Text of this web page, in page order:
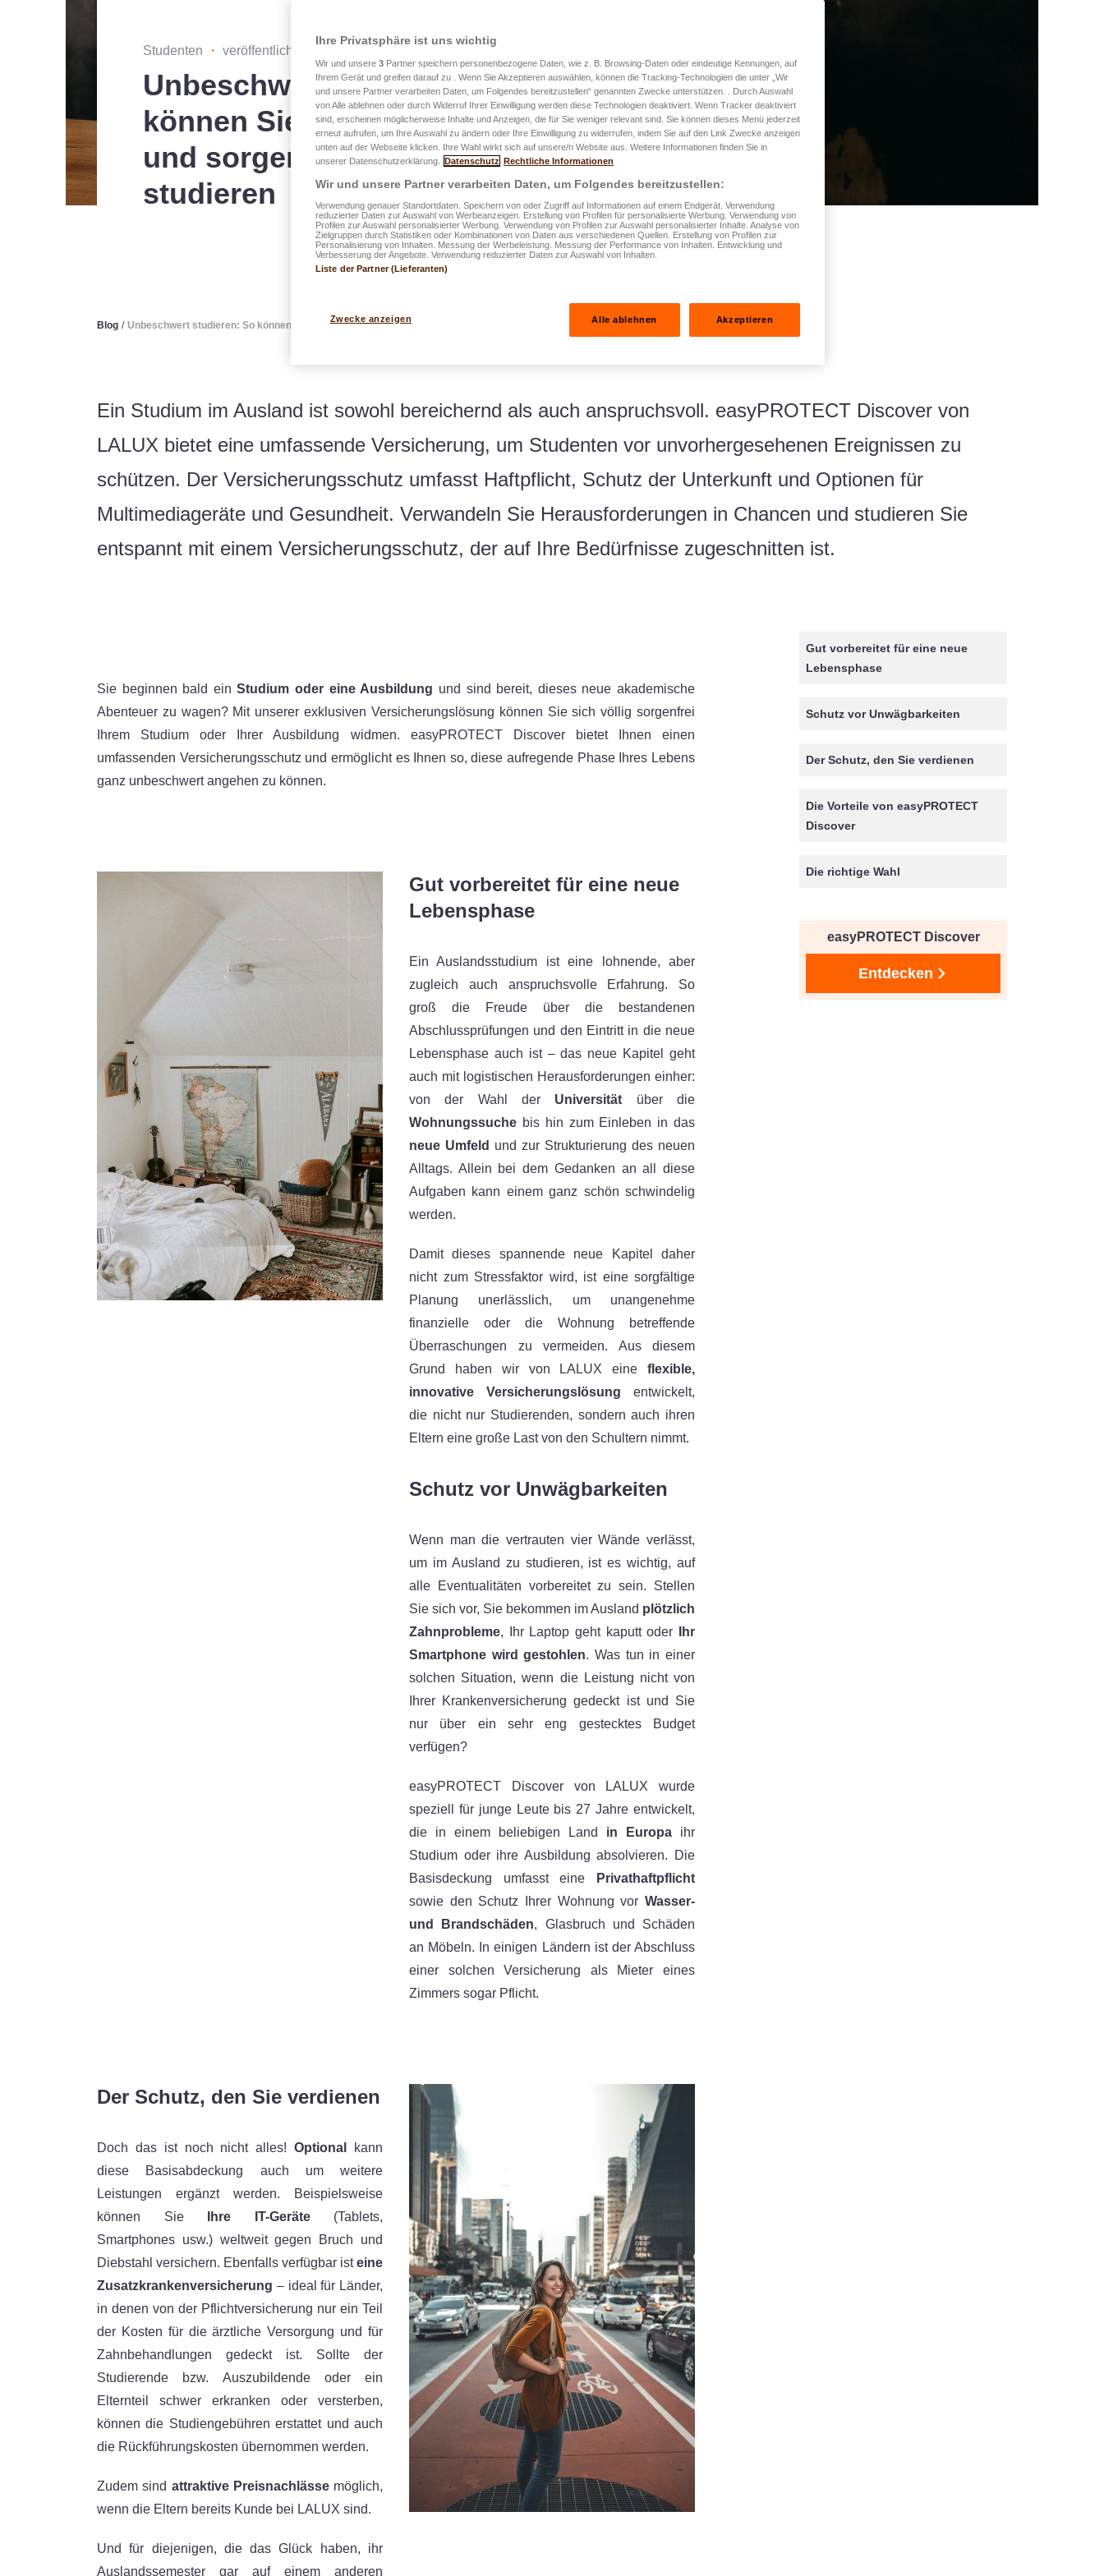
Studenten ・ veröffentlicht am 03.07.2024
Unbeschwert studieren: So
können Sie ganz entspannt
und sorgenfrei im Ausland
studieren
Blog / Unbeschwert studieren: So können Sie ganz entspannt und sorgenfrei im Ausland studieren
Ein Studium im Ausland ist sowohl bereichernd als auch anspruchsvoll. easyPROTECT Discover von
LALUX bietet eine umfassende Versicherung, um Studenten vor unvorhergesehenen Ereignissen zu
schützen. Der Versicherungsschutz umfasst Haftpflicht, Schutz der Unterkunft und Optionen für
Multimediageräte und Gesundheit. Verwandeln Sie Herausforderungen in Chancen und studieren Sie
entspannt mit einem Versicherungsschutz, der auf Ihre Bedürfnisse zugeschnitten ist.
Gut vorbereitet für eine neue
Lebensphase
Schutz vor Unwägbarkeiten
Der Schutz, den Sie verdienen
Die Vorteile von easyPROTECT
Discover
Die richtige Wahl
easyPROTECT Discover
Entdecken
Sie beginnen bald einStudium oder eine Ausbildung und sind bereit, dieses neue akademische
Abenteuer zu wagen? Mit unserer exklusiven Versicherungslösung können Sie sich völlig sorgenfrei
Ihrem Studium oder Ihrer Ausbildung widmen. easyPROTECT Discover bietet Ihnen einen
umfassenden Versicherungsschutz und ermöglicht es Ihnen so, diese aufregende Phase Ihres Lebens
ganz unbeschwert angehen zu können.
Gut vorbereitet für eine neue
Lebensphase
Ein Auslandsstudium ist eine lohnende, aber
zugleich auch anspruchsvolle Erfahrung. So
groß die Freude über die bestandenen
Abschlussprüfungen und den Eintritt in die neue
Lebensphase auch ist – das neue Kapitel geht
auch mit logistischen Herausforderungen einher:
von der Wahl der Universität über die
Wohnungssuche bis hin zum Einleben in das
neue Umfeld und zur Strukturierung des neuen
Alltags. Allein bei dem Gedanken an all diese
Aufgaben kann einem ganz schön schwindelig
werden.
Damit dieses spannende neue Kapitel daher
nicht zum Stressfaktor wird, ist eine sorgfältige
Planung unerlässlich, um unangenehme
finanzielle oder die Wohnung betreffende
Überraschungen zu vermeiden. Aus diesem
Grund haben wir von LALUX eine flexible,
innovative Versicherungslösung entwickelt,
die nicht nur Studierenden, sondern auch ihren
Eltern eine große Last von den Schultern nimmt.
Schutz vor Unwägbarkeiten
Wenn man die vertrauten vier Wände verlässt,
um im Ausland zu studieren, ist es wichtig, auf
alle Eventualitäten vorbereitet zu sein. Stellen
Sie sich vor, Sie bekommen im Ausland plötzlich
Zahnprobleme, Ihr Laptop geht kaputt oder
Ihr
Smartphone wird gestohlen. Was tun in einer
solchen Situation, wenn die Leistung nicht von
Ihrer Krankenversicherung gedeckt ist und Sie
nur über ein sehr eng gestecktes Budget
verfügen?
easyPROTECT Discover von LALUX wurde
speziell für junge Leute bis 27 Jahre entwickelt,
die in einem beliebigen Land in Europa ihr
Studium oder ihre Ausbildung absolvieren. Die
Basisdeckung umfasst eine
Privathaftpflicht
sowie den Schutz Ihrer Wohnung vor Wasser-
und Brandschäden, Glasbruch und Schäden
an Möbeln. In einigen Ländern ist der Abschluss
einer solchen Versicherung als Mieter eines
Zimmers sogar Pflicht.
Der Schutz, den Sie verdienen
Doch das ist noch nicht alles!Optional
kann
diese Basisabdeckung auch um weitere
Leistungen ergänzt werden. Beispielsweise
können Sie
Ihre IT-Geräte(Tablets,
Smartphones usw.) weltweit gegen Bruch und
Diebstahl versichern. Ebenfalls verfügbar isteine
Zusatzkrankenversicherung – ideal für Länder,
in denen von der Pflichtversicherung nur ein Teil
der Kosten für die ärztliche Versorgung und für
Zahnbehandlungen gedeckt ist. Sollte der
Studierende bzw. Auszubildende oder ein
Elternteil schwer erkranken oder versterben,
können die Studiengebühren erstattet und auch
die Rückführungskosten übernommen werden.
Zudem sind attraktive Preisnachlässemöglich,
wenn die Eltern bereits Kunde bei LALUX sind.
Und für diejenigen, die das Glück haben, ihr
Auslandssemester gar auf einem anderen
Ihre Privatsphäre ist uns wichtig
Wir und unsere 3 Partner speichern personenbezogene Daten, wie z. B. Browsing-Daten oder eindeutige Kennungen, auf
Ihrem Gerät und greifen darauf zu . Wenn Sie Akzeptieren auswählen, können die Tracking-Technologien die unter „Wir
und unsere Partner verarbeiten Daten, um Folgendes bereitzustellen“ genannten Zwecke unterstützen. . Durch Auswahl
von Alle ablehnen oder durch Widerruf Ihrer Einwilligung werden diese Technologien deaktiviert. Wenn Tracker deaktiviert
sind, erscheinen möglicherweise Inhalte und Anzeigen, die für Sie weniger relevant sind. Sie können dieses Menü jederzeit
erneut aufrufen, um Ihre Auswahl zu ändern oder Ihre Einwilligung zu widerrufen, indem Sie auf den Link Zwecke anzeigen
unten auf der Webseite klicken. Ihre Wahl wirkt sich auf unsere/n Website aus. Weitere Informationen finden Sie in
unserer Datenschutzerklärung.
Datenschutz Rechtliche Informationen
Wir und unsere Partner verarbeiten Daten, um Folgendes bereitzustellen:
Verwendung genauer Standortdaten. Speichern von oder Zugriff auf Informationen auf einem Endgerät. Verwendung
reduzierter Daten zur Auswahl von Werbeanzeigen. Erstellung von Profilen für personalisierte Werbung. Verwendung von
Profilen zur Auswahl personalisierter Werbung. Verwendung von Profilen zur Auswahl personalisierter Inhalte. Analyse von
Zielgruppen durch Statistiken oder Kombinationen von Daten aus verschiedenen Quellen. Erstellung von Profilen zur
Personalisierung von Inhalten. Messung der Werbeleistung. Messung der Performance von Inhalten. Entwicklung und
Verbesserung der Angebote. Verwendung reduzierter Daten zur Auswahl von Inhalten.
Liste der Partner (Lieferanten)
Zwecke anzeigen Alle ablehnen Akzeptieren